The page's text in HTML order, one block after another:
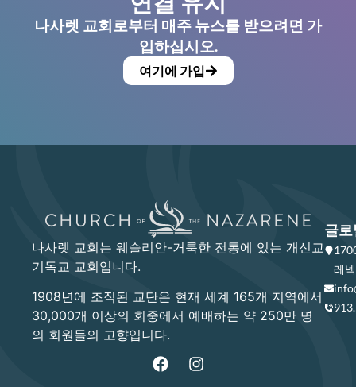
나사렛 교회로부터 매주 뉴스를 받으려면 가
입하십시오.
여기에 가입
나사렛 교회는 웨슬리안-거룩한 전통에 있는 개신교
기독교 교회입니다.
1908년에 조직된 교단은 현재 세계 165개 지역에서
30,000개 이상의 회중에서 예배하는 약 250만 명
의 회원들의 고향입니다.
글로
레